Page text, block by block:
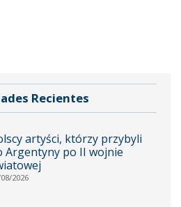
Recientes
artyści, którzy przybyli
Argentyny po II wojnie
2026